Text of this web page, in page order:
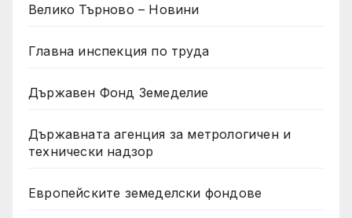
Велико Търново – Новини
Главна инспекция по труда
Държавен Фонд Земеделие
Държавната агенция за метрологичен и
технически надзор
Европейските земеделски фондове